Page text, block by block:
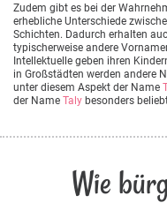
Zudem gibt es bei der
erhebliche Unterschiede
Schichten. Dadurch erhalten
typischerweise andere
Intellektuelle geben ihren
in Großstädten werden andere
unter diesem Aspekt der Name
der Name Taly besonders
Wie